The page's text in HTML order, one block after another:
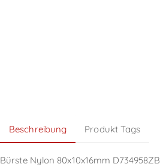
Beschreibung Produkt Tags
Bürste Nylon 80x10x16mm D734958ZB